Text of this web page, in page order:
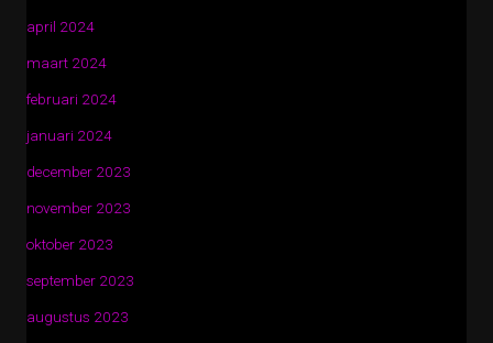
april 2024
maart 2024
februari 2024
januari 2024
december 2023
november 2023
oktober 2023
september 2023
augustus 2023